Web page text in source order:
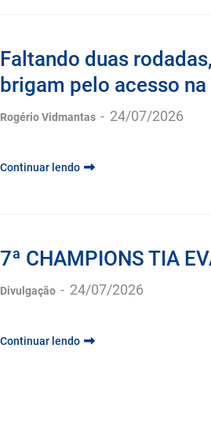
Faltando duas
brigam pelo acesso na
Rogério Vidmantas - 24/07/2026
Continuar lendo
7ª CHAMPIONS TIA
Divulgação 24/07/2026
Continuar lendo